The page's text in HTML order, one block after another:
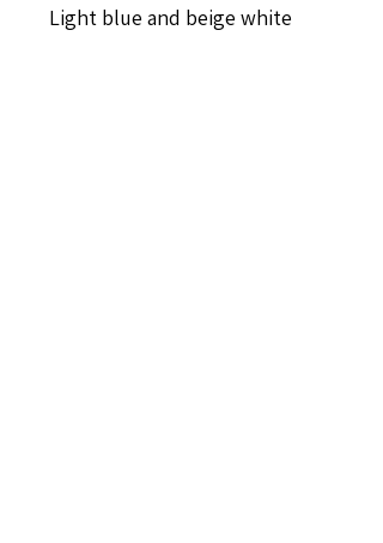
Light blue and beige white